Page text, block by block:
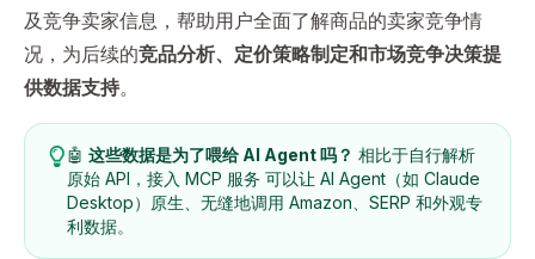
及竞争卖家信息，帮助用户全面了解商品的卖家竞争情
况，为后续的竞品分析、定价策略制定和市场竞争决策提
供数据支持。
🤖这些数据是为了喂给 AI Agent 吗？ 相比于自行解析
原始 API，接入MCP 服务 可以让 AI Agent（如 Claude
Desktop）原生、无缝地调用 Amazon、SERP 和外观专
利数据。